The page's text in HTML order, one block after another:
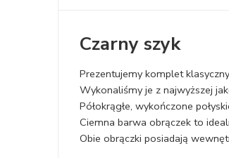
Czarny szyk
Prezentujemy komplet
Wykonaliśmy je z najwyższej
Półokrągłe, wykończone
Ciemna barwa obrączek to
Obie obrączki posiadają